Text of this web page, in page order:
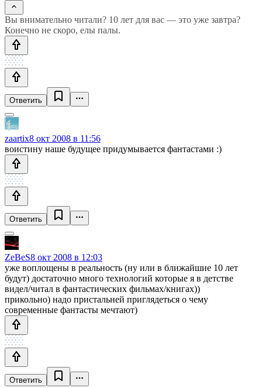
Вы внимательно читали? 10 лет для вас — это уже завтра?
Конечно не скоро, елы палы.
Ответить
zaartix8 окт 2008 в 11:56
воистину наше будущее придумывается фантастами :)
Ответить
ZeBeS8 окт 2008 в 12:03
уже воплощены в реальность (ну или в ближайшие 10 лет
будут) достаточно много технологий которые я в детстве
видел/читал в фантастических фильмах/книгах))
прикольно) надо пристальней приглядеться о чему
современные фантасты мечтают)
Ответить